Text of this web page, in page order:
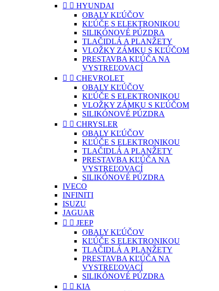
  HYUNDAI
OBALY KĽÚČOV
KĽÚČE S ELEKTRONIKOU
SILIKÓNOVÉ PÚZDRA
TLAČIDLÁ A PLANŽETY
VLOŽKY ZÁMKU S KĽÚČOM
PRESTAVBA KĽÚČA NA
VYSTREĽOVACÍ
  CHEVROLET
OBALY KĽÚČOV
KĽÚČE S ELEKTRONIKOU
VLOŽKY ZÁMKU S KĽÚČOM
SILIKÓNOVÉ PÚZDRA
  CHRYSLER
OBALY KĽÚČOV
KĽÚČE S ELEKTRONIKOU
TLAČIDLÁ A PLANŽETY
PRESTAVBA KĽÚČA NA
VYSTREĽOVACÍ
SILIKÓNOVÉ PÚZDRA
IVECO
INFINITI
ISUZU
JAGUAR
  JEEP
OBALY KĽÚČOV
KĽÚČE S ELEKTRONIKOU
TLAČIDLÁ A PLANŽETY
PRESTAVBA KĽÚČA NA
VYSTREĽOVACÍ
SILIKÓNOVÉ PÚZDRA
  KIA